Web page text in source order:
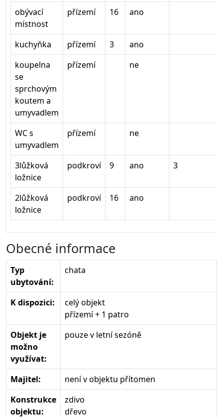
obývací
místnost
přízemí 16 ano
kuchyňka přízemí 3
ano
koupelna
se
sprchovým
koutem a
umyvadlem
přízemí ne
WC s
umyvadlem
přízemí ne
3lůžková
ložnice
podkroví 9 ano 3
2lůžková
ložnice
podkroví 16 ano
Obecné informace
Typ
ubytování:
chata
K dispozici:
celý objekt
přízemí + 1 patro
Objekt je
možno
využívat:
pouze v letní sezóně
Majitel:
není v objektu přítomen
Konstrukce
objektu:
zdivo
dřevo